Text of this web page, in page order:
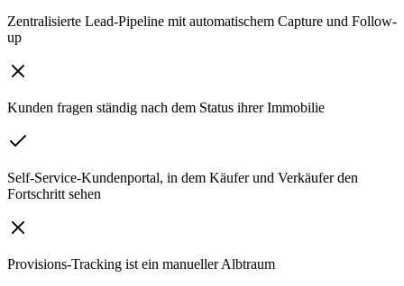
Zentralisierte Lead-Pipeline mit automatischem Capture und Follow-
up
Kunden fragen ständig nach dem Status ihrer Immobilie
Self-Service-Kundenportal, in dem Käufer und Verkäufer den
Fortschritt sehen
Provisions-Tracking ist ein manueller Albtraum